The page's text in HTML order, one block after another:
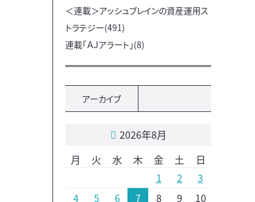
＜連載＞アッシュブレインの資産運用ス
トラテジー(491)
連載「ＡＪアラート」(8)
アーカイブ
2026年8月
月
火 水 木 金 土
日
1
2
3
4
5 6 7 8 9 10